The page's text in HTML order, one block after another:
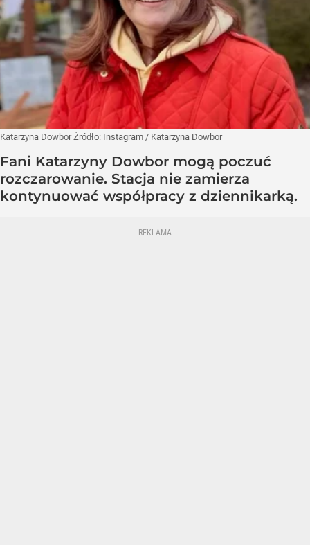
Katarzyna DowborŹródło: Instagram / Katarzyna Dowbor
Fani Katarzyny Dowbor mogą poczuć
rozczarowanie. Stacja nie zamierza
kontynuować współpracy z dziennikarką.